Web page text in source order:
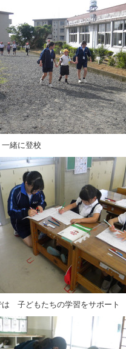
緒に登校
は 子どもたちの学習をサポート